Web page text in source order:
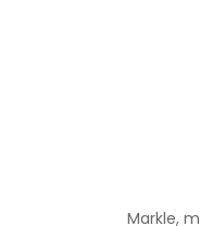
Markle,